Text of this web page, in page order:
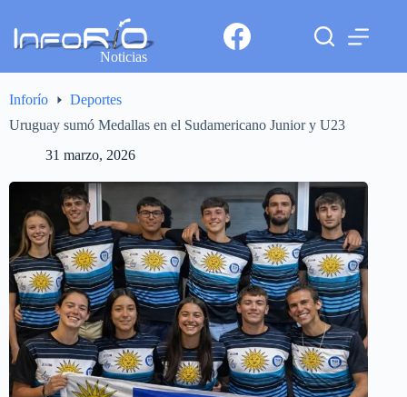
Noticias
Inforío
Deportes
Uruguay sumó Medallas en el Sudamericano Junior y U23
31 marzo, 2026